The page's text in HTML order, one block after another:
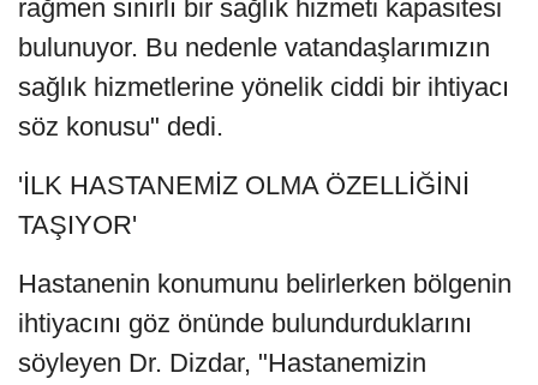
rağmen sınırlı bir sağlık hizmeti kapasitesi
bulunuyor. Bu nedenle vatandaşlarımızın
sağlık hizmetlerine yönelik ciddi bir ihtiyacı
söz konusu" dedi.
'İLK HASTANEMİZ OLMA ÖZELLİĞİNİ
TAŞIYOR'
Hastanenin konumunu belirlerken bölgenin
ihtiyacını göz önünde bulundurduklarını
söyleyen Dr. Dizdar, "Hastanemizin